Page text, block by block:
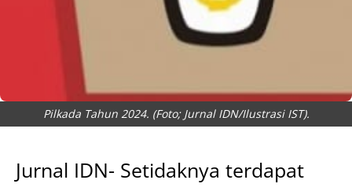
Pilkada Tahun 2024. (Foto; Jurnal IDN/Ilustrasi IST).
Jurnal IDN- Setidaknya terdapat